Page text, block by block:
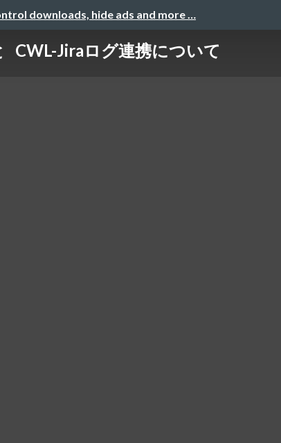
downloads, hide ads and more …
CWL-Jiraログ連携について